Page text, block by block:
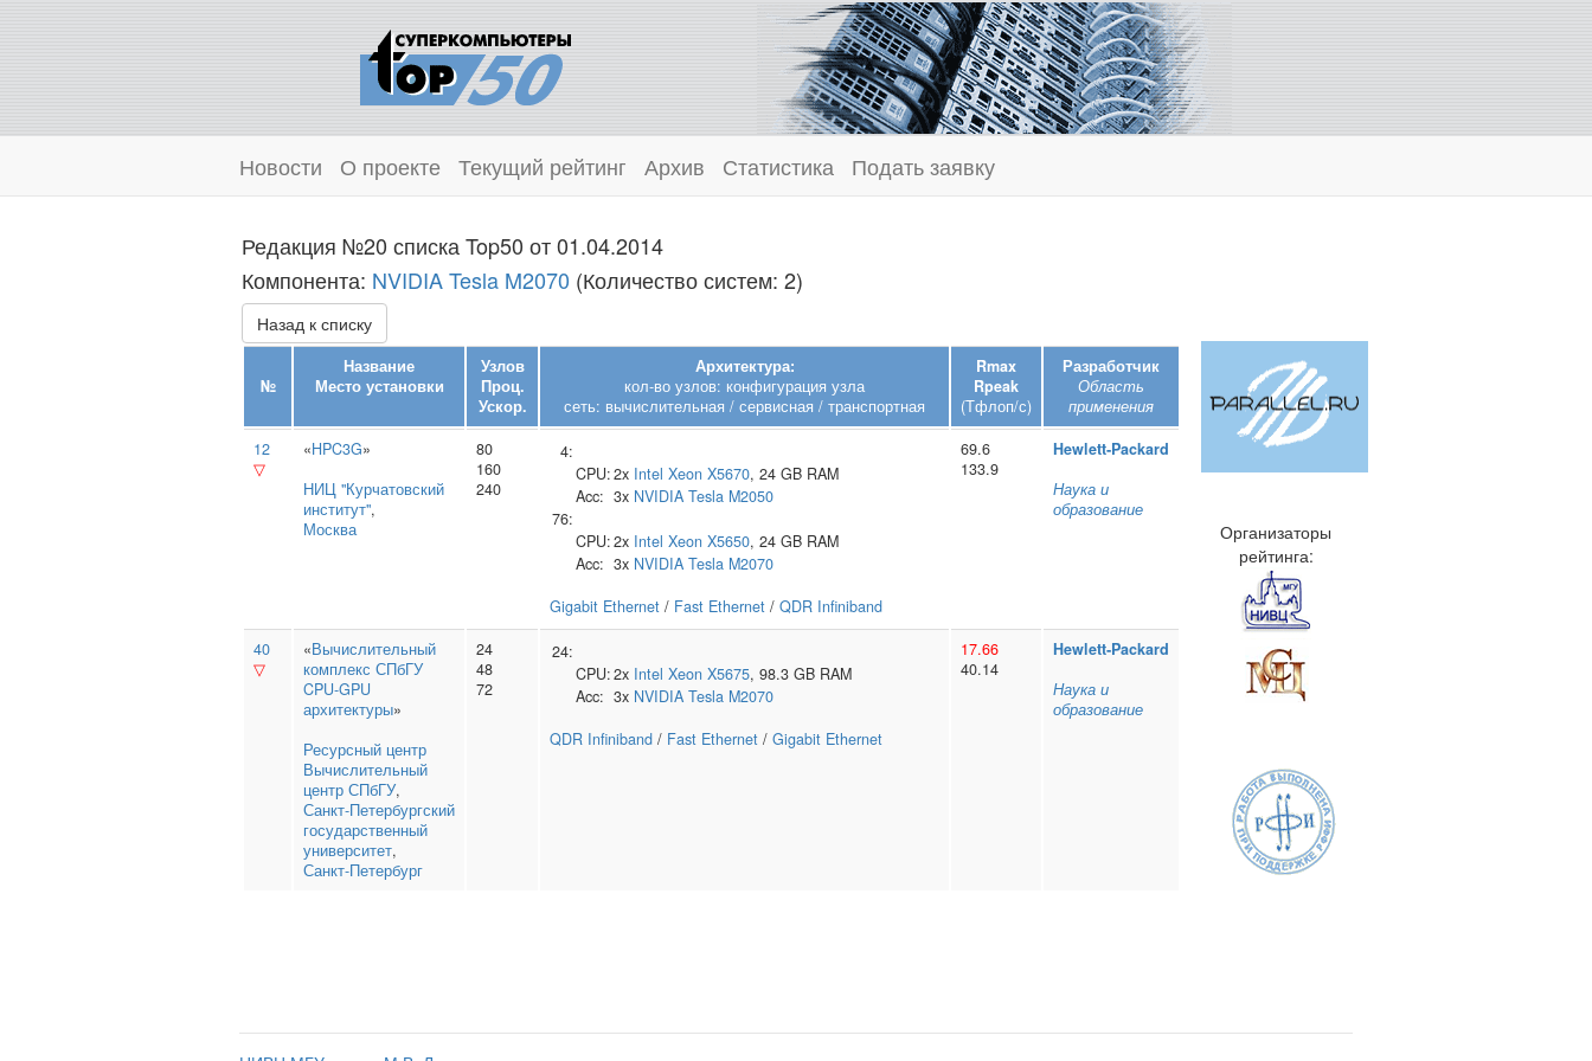
Новости О проекте Текущий рейтинг Архив Статистика Подать заявку
Редакция №20 списка Top50 от 01.04.2014
Компонента: NVIDIA Tesla M2070 (Количество систем: 2)
Назад к списку
№
Название
Место установки
Узлов
Проц.
Ускор.
Архитектура:
кол-во узлов: конфигурация узла
сеть: вычислительная / сервисная / транспортная
Rmax
Rpeak
(Тфлоп/с)
Разработчик
Область
применения
12
▽
«HPC3G»
НИЦ "Курчатовский
институт",
Москва
80
160
240
4:
CPU:2x Intel Xeon X5670, 24 GB RAM
Acc: 3x NVIDIA Tesla M2050
76:
CPU:2x Intel Xeon X5650, 24 GB RAM
Acc: 3x NVIDIA Tesla M2070
Gigabit Ethernet / Fast Ethernet / QDR Infiniband
69.6
133.9
Hewlett‑Packard
Наука и
образование
40
▽
«Вычислительный
комплекс СПбГУ
CPU-GPU
архитектуры»
Ресурсный центр
Вычислительный
центр СПбГУ,
Санкт‑Петербургский
государственный
университет,
Санкт-Петербург
24
48
72
24:
CPU:2x Intel Xeon X5675, 98.3 GB RAM
Acc: 3x NVIDIA Tesla M2070
QDR Infiniband / Fast Ethernet / Gigabit Ethernet
17.66
40.14
Hewlett‑Packard
Наука и
образование
Организаторы
рейтинга: